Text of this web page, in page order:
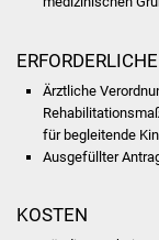
Ärztliche
für begleitende
Ausgefüllter
KOSTEN